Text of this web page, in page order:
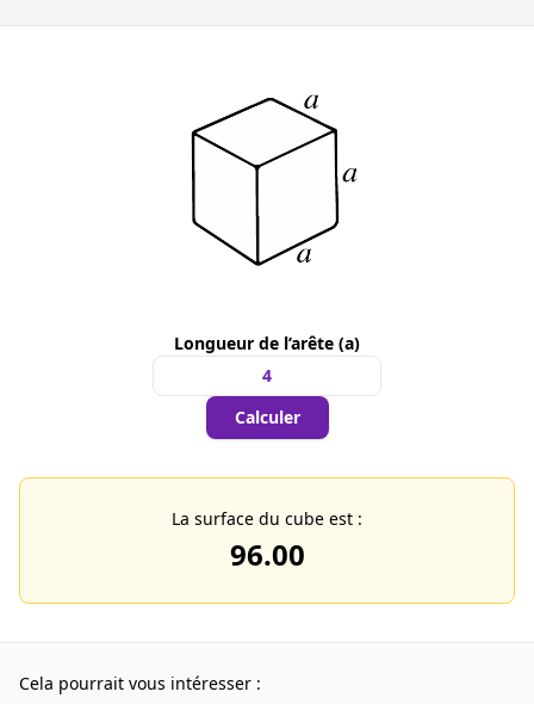
Longueur de l’arête (a)
Calculer
La surface du cube est :
96.00
Cela pourrait vous intéresser :